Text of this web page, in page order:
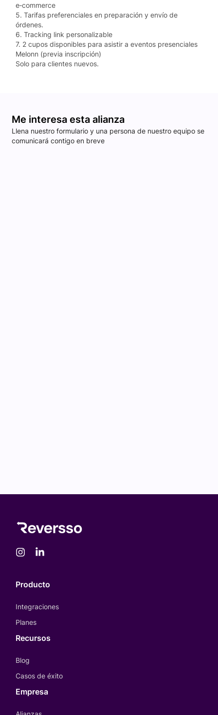
e‑commerce
5. Tarifas preferenciales en preparación y envío de
órdenes.
6. Tracking link personalizable
7. 2 cupos disponibles para asistir a eventos presenciales
Melonn (previa inscripción)
Solo para clientes nuevos.
Me interesa esta alianza
Llena nuestro formulario y una persona de nuestro equipo se
comunicará contigo en breve
Producto
Integraciones
Planes
Recursos
Blog
Casos de éxito
Empresa